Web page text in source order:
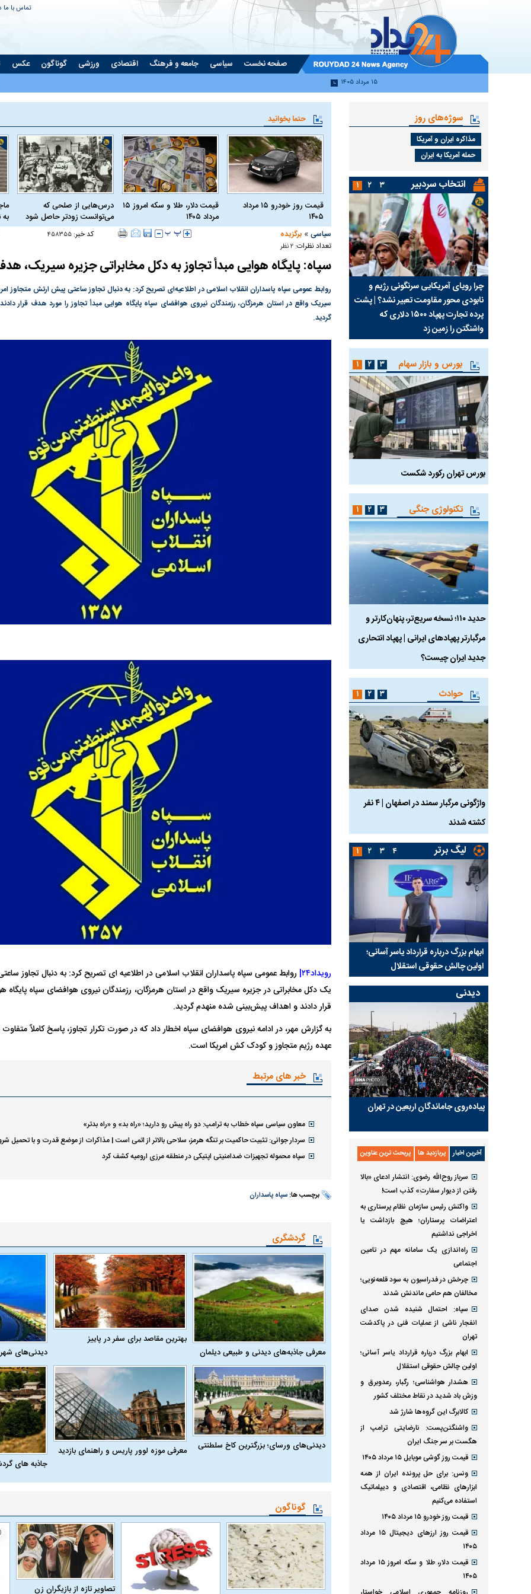
تماس با ما
صفحه نخست سیاسی جامعه و فرهنگ اقتصادی ورزشی گوناگون عکس
۱۵ مرداد ۱۴۰۵
حتما بخوانید
قیمت روز خودرو ۱۵ مرداد
۱۴۰۵
قیمت دلار، طلا و سکه امروز ۱۵
مرداد ۱۴۰۵
درس‌هایی از صلحی که
می‌توانست زودتر حاصل شود
سیاسی » برگزیده کد خبر: ۴۵۸۳۵۵
تعداد نظرات: ۲ نظر
سپاه: پایگاه هوایی مبدأ تجاوز به دکل مخابراتی جزیره سیریک،
روابط عمومی سپاه پاسداران انقلاب اسلامی در اطلاعیه‌ای تصریح کرد: به دنبال تجاوز ساعتی پیش ارتش متجاوز
سیریک واقع در استان هرمزگان، رزمندگان نیروی هوافضای سپاه پایگاه هوایی مبدأ تجاوز را مورد هدف قرار
گردید.
رویداد۲۴|
روابط عمومی سپاه پاسداران انقلاب اسلامی در اطلاعیه ای تصریح کرد: به دنبال تجاوز
یک دکل مخابراتی در جزیره سیریک واقع در استان هرمزگان، رزمندگان نیروی هوافضای سپاه پایگاه
قرار دادند و اهداف پیش‌بینی شده منهدم گردید.
به گزارش مهر، در ادامه نیروی هوافضای سپاه اخطار داد که در صورت تکرار تجاوز، پاسخ کاملاً
عهده رژیم متجاوز و کودک کش امریکا است.
خبر های مرتبط
معاون سیاسی سپاه خطاب به ترامپ: دو راه پیش رو دارید؛ «راه بد» و «راه بدتر»
سردار جوانی: تثبیت حاکمیت بر تنگه هرمز، سلاحی بالاتر از اتمی است | مذاکرات از موضع قدرت و با
سپاه محموله تجهیزات ضدامنیتی اپتیکی در منطقه مرزی ارومیه کشف کرد
برچسب ها: سپاه پاسداران
گردشگری
معرفی جاذبه‌های دیدنی و طبیعی دیلمان
بهترین مقاصد برای سفر در پاییز
دیدنی‌های
دیدنی‌های ورسای؛ بزرگترین کاخ سلطنتی
معرفی موزه لوور پاریس و راهنمای بازدید
جاذبه های
گوناگون
تصاویر تازه از بازیگران زن
سوژه‌های روز
مذاکره ایران و آمریکا
حمله آمریکا به ایران
انتخاب سردبیر
چرا رویای آمریکایی سرنگونی رژیم و
نابودی محور مقاومت تعبیر نشد؟ | پشت
پرده تجارت پهپاد‌ ۱۵۰۰ دلاری که
واشنگتن را زمین زد
مطالعه رفتار هیستریک صدا و سیما علیه
کمپین نه به اعدام
چرا نسخه ایران برای بحران آب جواب
نمی‌دهد؟
چرا رویای
نابودی محور
۱ ۲ ۳
بورس و بازار سهام
بورس تهران رکورد شکست بورس تهران
۱ ۲ ۳
تکنولوژی جنگی
حدید ۱۱۰؛ نسخه سریع‌تر، پنهان‌کارتر و
مرگبارتر پهپادهای ایرانی | پهپاد انتحاری
جدید ایران چیست؟
فضاپیمای «استارشیپ» ایلان ماسک
جدید ایران
۱ ۲ ۳
حوادث
واژگونی مرگبار سمند در اصفهان | ۴ نفر
کشته شدند
مرگ دلخراش دختر ۱۸ ساله بر اثر برق
گرفتگی
کشته شدند
۱ ۲ ۳
لیگ برتر
ابهام بزرگ درباره قرارداد یاسر آسانی؛
اولین چالش حقوقی استقلال
پیش از شروع لیگ
۵ ماه دوری
جذب مدافع
۱ ۲ ۳ ۴
دیدنی
پیاده‌روی جاماندگان اربعین در تهران
آخرین اخبار پربازدید ها پربحث ترین عناوین
سرباز روح‌الله رضوی: انتشار ادعای «بالا
رفتن از دیوار سفارت» کذب است!
واکنش رئیس سازمان نظام پرستاری به
اعتراضات پرستاران؛ هیچ بازداشت یا
اخراجی نداشتیم
راه‌اندازی یک سامانه مهم در تامین
اجتماعی
چرخش در فدراسیون به سود قلعه‌نویی؛
مخالفان هم حامی ماندنش شدند
سپاه: احتمال شنیده شدن صدای
انفجار ناشی از عملیات فنی در پاکدشت
تهران
ابهام بزرگ درباره قرارداد یاسر آسانی؛
اولین چالش حقوقی استقلال
هشدار هواشناسی؛ رگبار، رعدوبرق و
وزش باد شدید در نقاط مختلف کشور
کالابرگ این گروه‌ها شارژ شد
واشنگتن‌پست: نارضایتی ترامپ از
هگست بر سر جنگ ایران
قیمت روز گوشی موبایل ۱۵ مرداد ۱۴۰۵
ونس: برای حل پرونده ایران از همه
ابزارهای نظامی، اقتصادی و دیپلماتیک
استفاده می‌کنیم
قیمت روز خودرو ۱۵ مرداد ۱۴۰۵
قیمت روز ارز‌های دیجیتال ۱۵ مرداد
۱۴۰۵
قیمت دلار، طلا و سکه امروز ۱۵ مرداد
۱۴۰۵